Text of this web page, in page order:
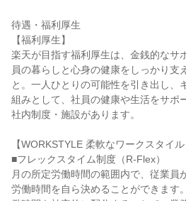
待遇・福利厚生
【福利厚生】
楽天が目指す福利厚生は、金銭的なサ
員の暮らしと心身の健康をしっかり支
と。一人ひとりの可能性を引き出し、
組みとして、社員の健康や生活をサポ
社内制度・施設があります。
【WORKSTYLE 柔軟なワークスタイル
■フレックスタイム制度（R-Flex）
月の所定労働時間の範囲内で、従業員
労働時間を自ら決めることができます